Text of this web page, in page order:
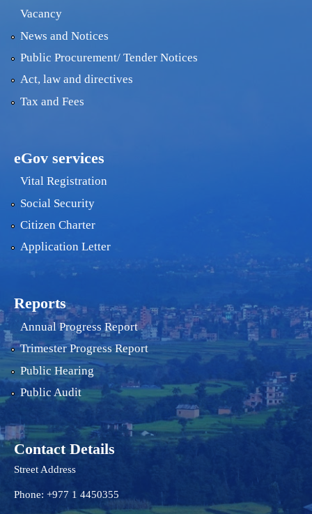
Vacancy
News and Notices
Public Procurement/ Tender Notices
Act, law and directives
Tax and Fees
eGov services
Vital Registration
Social Security
Citizen Charter
Application Letter
Reports
Annual Progress Report
Trimester Progress Report
Public Hearing
Public Audit
Contact Details
Street Address
Phone: +977 1 4450355